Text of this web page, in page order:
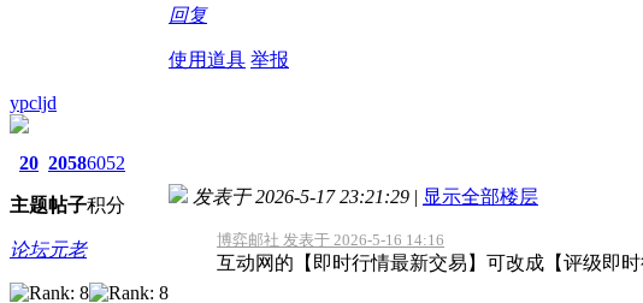
回复
使用道具 举报
ypcljd
20
主题
2058
帖子
6052
积分
论坛元老
发表于 2026-5-17 23:21:29 | 显示全部楼层
博弈邮社 发表于 2026-5-16 14:16
互动网的【即时行情最新交易】可改成【评级即